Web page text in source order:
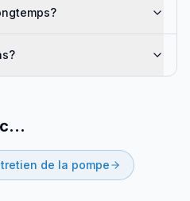
de la pompe